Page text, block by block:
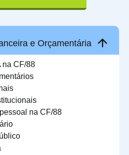
e Orçamentária
na CF/88
na CF/88